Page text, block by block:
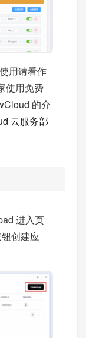
用请看作
使用免费
的介
云服务部
进入页
创建应